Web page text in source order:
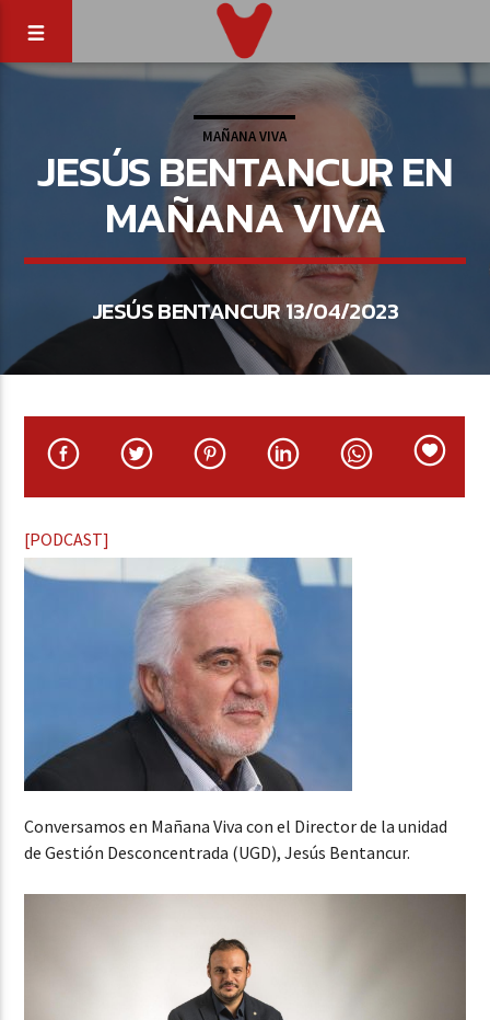
MAÑANA VIVA
JESÚS BENTANCUR EN
MAÑANA VIVA
JESÚS BENTANCUR 13/04/2023
[PODCAST]
Conversamos en Mañana Viva con el Director de la unidad
de Gestión Desconcentrada (UGD), Jesús Bentancur.